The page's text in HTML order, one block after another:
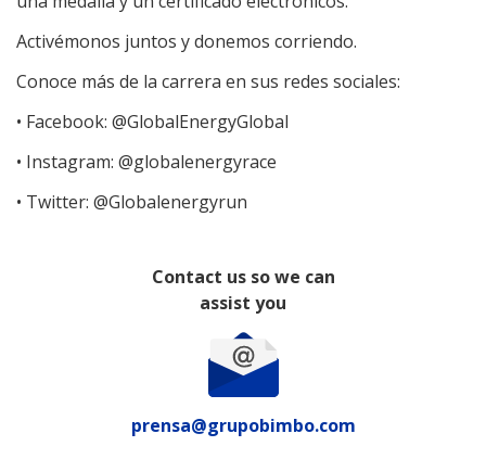
Activémonos juntos y donemos corriendo.
Conoce más de la carrera en sus redes sociales:
• Facebook: @GlobalEnergyGlobal
• Instagram: @globalenergyrace
• Twitter: @Globalenergyrun
Contact us so we can
assist you
prensa@grupobimbo.com